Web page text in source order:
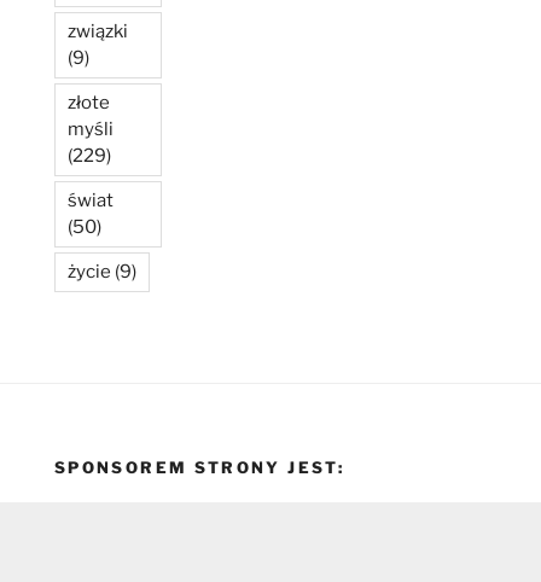
związki
(9)
złote
myśli
(229)
świat
(50)
życie (9)
SPONSOREM STRONY JEST: